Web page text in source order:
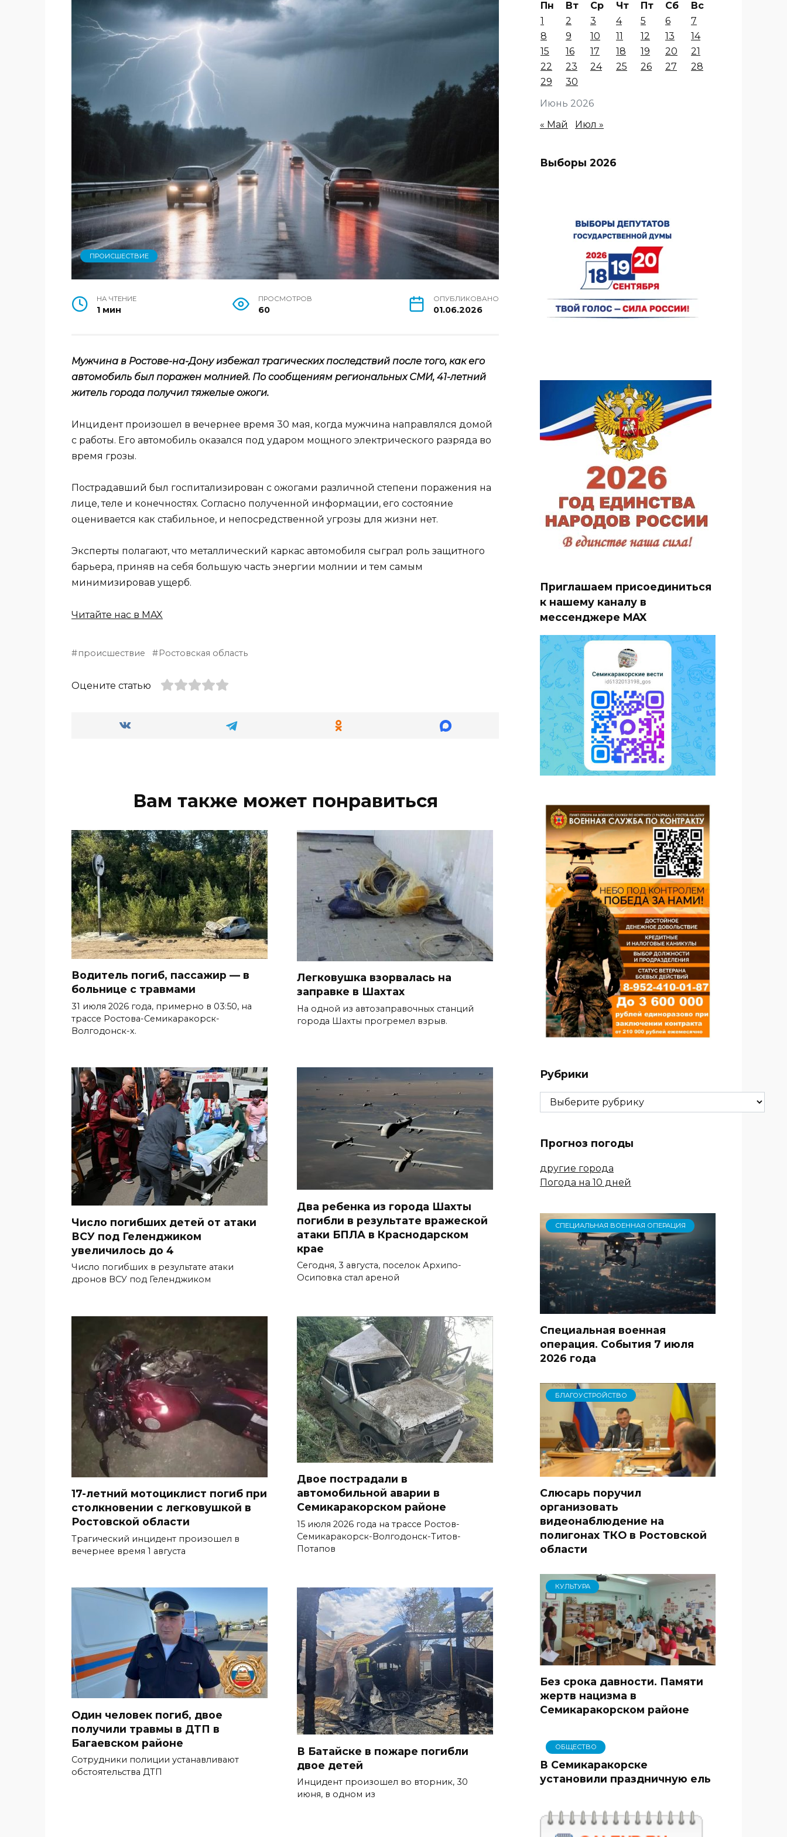
ПРОИСШЕСТВИЕ
НА ЧТЕНИЕ
1 мин
ПРОСМОТРОВ
60
ОПУБЛИКОВАНО
01.06.2026
Мужчина в Ростове-на-Дону избежал трагических последствий после того, как его
автомобиль был поражен молнией. По сообщениям региональных СМИ, 41-летний
житель города получил тяжелые ожоги.
Инцидент произошел в вечернее время 30 мая, когда мужчина направлялся домой
с работы. Его автомобиль оказался под ударом мощного электрического разряда во
время грозы.
Пострадавший был госпитализирован с ожогами различной степени поражения на
лице, теле и конечностях. Согласно полученной информации, его состояние
оценивается как стабильное, и непосредственной угрозы для жизни нет.
Эксперты полагают, что металлический каркас автомобиля сыграл роль защитного
барьера, приняв на себя большую часть энергии молнии и тем самым
минимизировав ущерб.
Читайте нас в MAX
происшествие Ростовская область
Оцените статью
Вам также может понравиться
Водитель погиб, пассажир — в
больнице с травмами
31 июля 2026 года, примерно в 03:50, на
трассе Ростова-Семикаракорск-
Волгодонск-х.
Легковушка взорвалась на
заправке в Шахтах
На одной из автозаправочных станций
города Шахты прогремел взрыв.
Число погибших детей от атаки
ВСУ под Геленджиком
увеличилось до 4
Число погибших в результате атаки
дронов ВСУ под Геленджиком
Два ребенка из города Шахты
погибли в результате вражеской
атаки БПЛА в Краснодарском
крае
Сегодня, 3 августа, поселок Архипо-
Осиповка стал ареной
17-летний мотоциклист погиб при
столкновении с легковушкой в
Ростовской области
Трагический инцидент произошел в
вечернее время 1 августа
Двое пострадали в
автомобильной аварии в
Семикаракорском районе
15 июля 2026 года на трассе Ростов-
Семикаракорск-Волгодонск-Титов-
Потапов
Один человек погиб, двое
получили травмы в ДТП в
Багаевском районе
Сотрудники полиции устанавливают
обстоятельства ДТП
В Батайске в пожаре погибли
двое детей
Инцидент произошел во вторник, 30
июня, в одном из
Июнь 2026
Пн Вт Ср Чт Пт Сб
Вс
1
2 3 4 5 6
7
8
9 10 11 12 13
14
15
16 17 18 19 20
21
22
23 24 25 26 27
28
29
30
« Май Июл »
Выборы 2026
Приглашаем присоединиться
к нашему каналу в
мессенджере MAX
Рубрики
Рубрики
Прогноз погоды
другие города
Погода на 10 дней
СПЕЦИАЛЬНАЯ ВОЕННАЯ ОПЕРАЦИЯ
Специальная военная
операция. События 7 июля
2026 года
БЛАГОУСТРОЙСТВО
Слюсарь поручил
организовать
видеонаблюдение на
полигонах ТКО в Ростовской
области
КУЛЬТУРА
Без срока давности. Памяти
жертв нацизма в
Семикаракорском районе
ОБЩЕСТВО
В Семикаракорске
установили праздничную ель